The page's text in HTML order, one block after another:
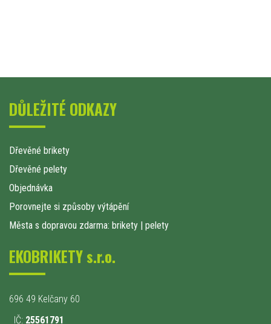
DŮLEŽITÉ ODKAZY
Dřevěné brikety
Dřevěné pelety
Objednávka
Porovnejte si způsoby výtápění
Města s dopravou zdarma: brikety | pelety
EKOBRIKETY s.r.o.
696 49 Kelčany 60
IČ: 25561791